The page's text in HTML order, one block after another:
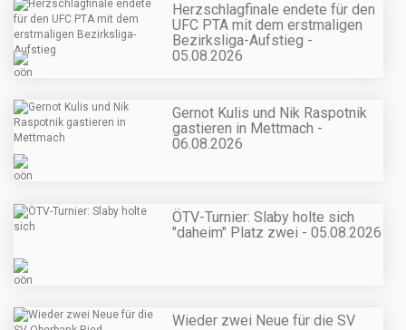
Herzschlagfinale endete für den
UFC PTA mit dem erstmaligen
Bezirksliga-Aufstieg -
05.08.2026
Gernot Kulis und Nik Raspotnik
gastieren in Mettmach -
06.08.2026
ÖTV-Turnier: Slaby holte sich
"daheim" Platz zwei - 05.08.2026
Wieder zwei Neue für die SV